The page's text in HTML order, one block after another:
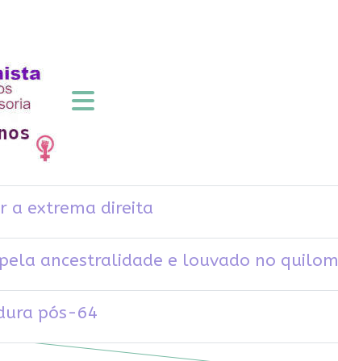
a extrema direita
ancestralidade e louvado no
pós-64